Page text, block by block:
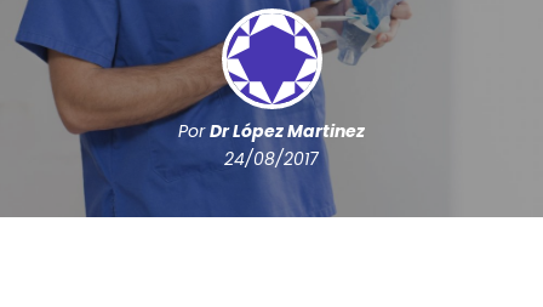
PorDr López Martinez
24/08/2017